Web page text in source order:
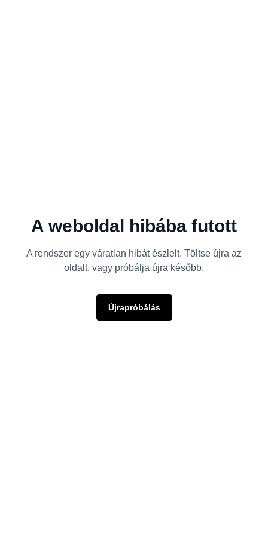
A weboldal hibába futott
A rendszer egy váratlan hibát észlelt. Töltse újra az
oldalt, vagy próbálja újra később.
Újrapróbálás